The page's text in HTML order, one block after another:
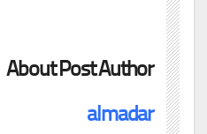
About Post Author
almadar